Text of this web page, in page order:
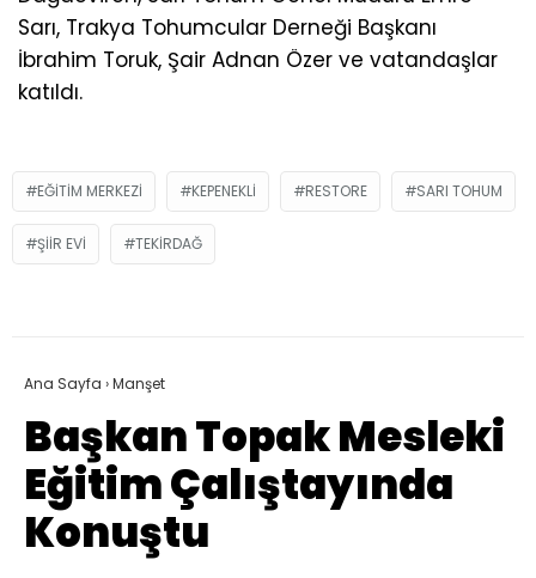
Sarı, Trakya Tohumcular Derneği Başkanı
İbrahim Toruk, Şair Adnan Özer ve vatandaşlar
katıldı.
EĞITIM MERKEZI KEPENEKLI RESTORE SARI TOHUM
ŞIIR EVI TEKIRDAĞ
Ana Sayfa ›Manşet
Başkan Topak Mesleki
Eğitim Çalıştayında
Konuştu